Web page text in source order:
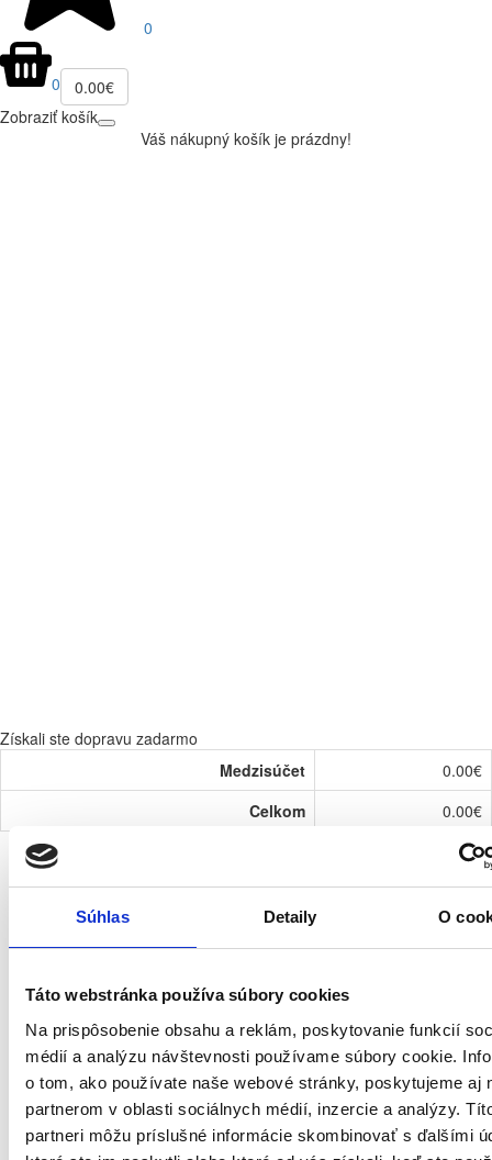
Súhlas Detaily O
Táto webstránka používa súbory cookies
Na prispôsobenie obsahu a reklám, poskytovanie funkcií
médií a analýzu návštevnosti používame súbory cookie.
o tom, ako používate naše webové stránky, poskytujeme aj
partnerom v oblasti sociálnych médií, inzercie a analýzy.
partneri môžu príslušné informácie skombinovať s ďalšími
0
0
0.00€
Zobraziť košík
Váš nákupný košík je prázdny!
Získali ste dopravu zadarmo
Medzisúčet
0.00€
Celkom
0.00€